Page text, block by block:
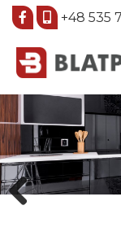
+48 535